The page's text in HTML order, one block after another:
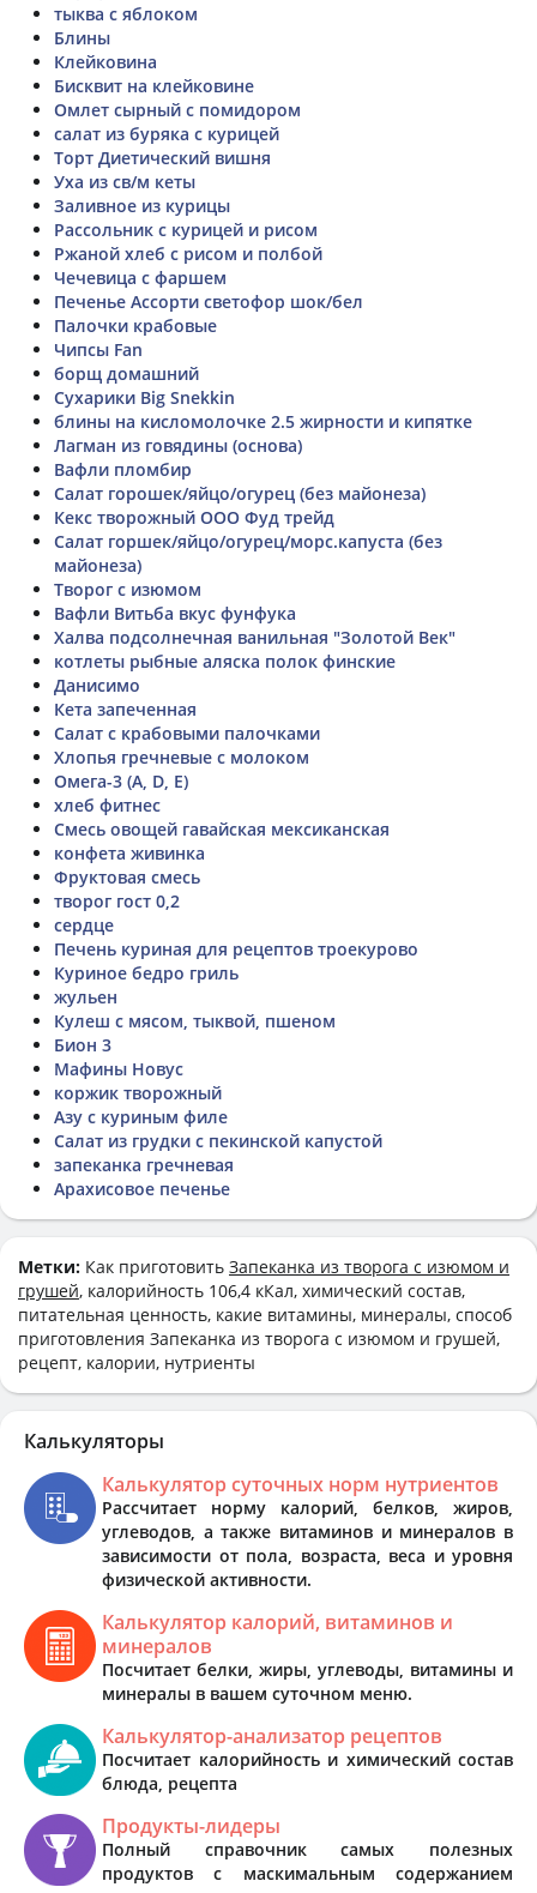
тыква с яблоком
Блины
Клейковина
Бисквит на клейковине
Омлет сырный с помидором
салат из буряка с курицей
Торт Диетический вишня
Уха из св/м кеты
Заливное из курицы
Рассольник с курицей и рисом
Ржаной хлеб с рисом и полбой
Чечевица с фаршем
Печенье Ассорти светофор шок/бел
Палочки крабовые
Чипсы Fan
борщ домашний
Сухарики Big Snekkin
блины на кисломолочке 2.5 жирности и кипятке
Лагман из говядины (основа)
Вафли пломбир
Салат горошек/яйцо/огурец (без майонеза)
Кекс творожный ООО Фуд трейд
Салат горшек/яйцо/огурец/морс.капуста (без
майонеза)
Творог с изюмом
Вафли Витьба вкус фунфука
Халва подсолнечная ванильная "Золотой Век"
котлеты рыбные аляска полок финские
Данисимо
Кета запеченная
Салат с крабовыми палочками
Хлопья гречневые с молоком
Омега-3 (А, D, E)
хлеб фитнес
Смесь овощей гавайская мексиканская
конфета живинка
Фруктовая смесь
творог гост 0,2
сердце
Печень куриная для рецептов троекурово
Куриное бедро гриль
жульен
Кулеш с мясом, тыквой, пшеном
Бион 3
Мафины Новус
коржик творожный
Азу с куриным филе
Салат из грудки с пекинской капустой
запеканка гречневая
Арахисовое печенье
Метки: Как приготовить Запеканка из творога с изюмом и
грушей, калорийность 106,4 кКал, химический состав,
питательная ценность, какие витамины, минералы, способ
приготовления Запеканка из творога с изюмом и грушей,
рецепт, калории, нутриенты
Калькуляторы
Калькулятор суточных норм нутриентов
Рассчитает норму калорий, белков, жиров,
углеводов, а также витаминов и минералов в
зависимости от пола, возраста, веса и уровня
физической активности.
Калькулятор калорий, витаминов и
минералов
Посчитает белки, жиры, углеводы, витамины и
минералы в вашем суточном меню.
Калькулятор-анализатор рецептов
Посчитает калорийность и химический состав
блюда, рецепта
Продукты-лидеры
Полный справочник самых полезных
продуктов с маскимальным содержанием